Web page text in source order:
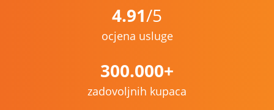
4.91/5
ocjena usluge
300.000+
zadovoljnih kupaca